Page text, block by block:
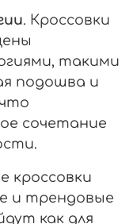
. Кроссовки
такими
подошва и
сочетание
кроссовки
и трендовые
как для